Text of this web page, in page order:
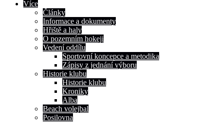
Více
Články
Informace a dokumenty
Hřiště a haly
O pozemním hokeji
Vedení oddílu
Sportovní koncepce a metodika
Zápisy z jednání výboru
Historie klubu
Historie klubu
Kroniky
Alba
Beach volejbal
Posilovna